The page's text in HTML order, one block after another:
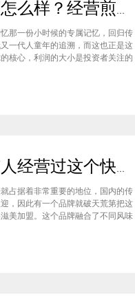
石小沫煎饼果儿加盟店怎么样？经营煎饼果子店利润如何
那一份小时候的专属记忆，回归传
一代人童年的追溯，而这也正是这
核心，利润的大小是投资者关注的
。石小沫煎饼果儿加盟店怎么样？
美滋美加盟多少钱？有人经营过这个快餐品牌吗
占据着非常重要的地位，国内的传
，因此有一个品牌就破天荒第把这
美加盟。这个品牌融合了不同风味
品牌，它诞生于仟吉快餐加盟管理